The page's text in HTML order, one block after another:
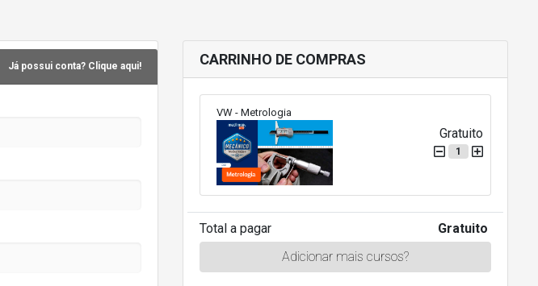
Já possui conta? Clique aqui! CARRINHO DE COMPRAS
VW - Metrologia
Gratuito
1
Total a pagar
Gratuito
Adicionar mais cursos?